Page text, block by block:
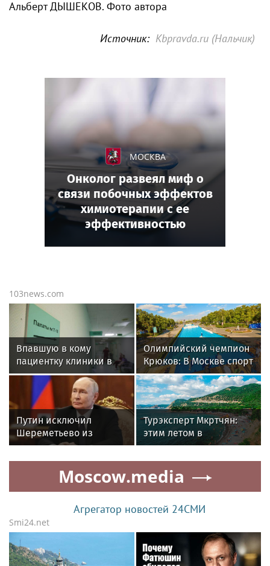
Альберт ДЫШЕКОВ. Фото автора
Источник: Kbpravda.ru (Нальчик)
103news.com
Впавшую в кому
пациентку клиники в
Москве спасли, ей
оказалась чемпионка
мира
Олимпийский чемпион
Крюков: В Москве спорт
стал частью
повседневной жизни
Путин исключил
Шереметьево из
перечня
стратегических
предприятий
Турэксперт Мкртчян:
этим летом в
Краснодарском крае
отдыхают 4,5 млн
человек
Moscow.media
Агрегатор новостей 24СМИ
Smi24.net
МОСКВА
Онколог развеял миф о
связи побочных эффектов
химиотерапии с ее
эффективностью